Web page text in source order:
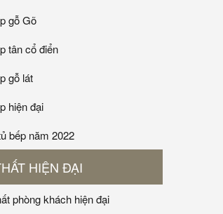
gỗ Gõ
tân cổ điển
gỗ lát
hiện đại
bếp năm 2022
HIỆN ĐẠI
phòng khách hiện đại